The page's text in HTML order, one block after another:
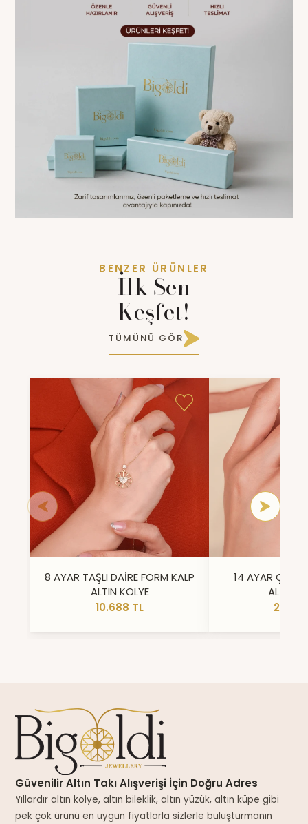
BENZER ÜRÜNLER
İlk Sen
Keşfet!
TÜMÜNÜ GÖR
8 AYAR TAŞLI DAİRE FORM KALP
ALTIN KOLYE
10.688 TL
14 AYAR ÇİFT
ALTIN
Güvenilir Altın Takı Alışverişi İçin Doğru Adres
Yıllardır altın kolye, altın bileklik, altın yüzük, altın küpe gibi
pek çok ürünü en uygun fiyatlarla sizlerle buluşturmanın